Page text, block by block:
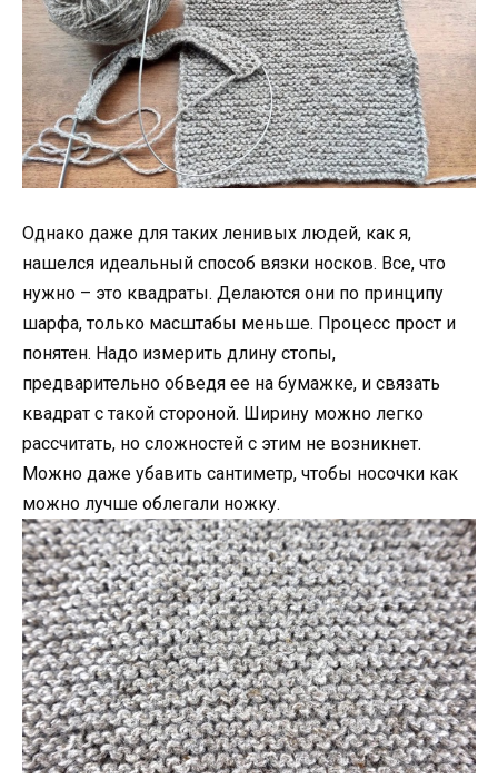
Однако даже для таких ленивых людей, как я,
нашелся идеальный способ вязки носков. Все, что
нужно – это квадраты. Делаются они по принципу
шарфа, только масштабы меньше. Процесс прост и
понятен. Надо измерить длину стопы,
предварительно обведя ее на бумажке, и связать
квадрат с такой стороной. Ширину можно легко
рассчитать, но сложностей с этим не возникнет.
Можно даже убавить сантиметр, чтобы носочки как
можно лучше облегали ножку.